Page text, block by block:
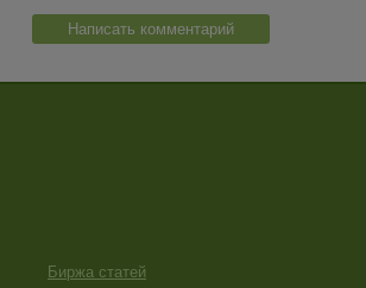
Написать комментарий
Биржа статей